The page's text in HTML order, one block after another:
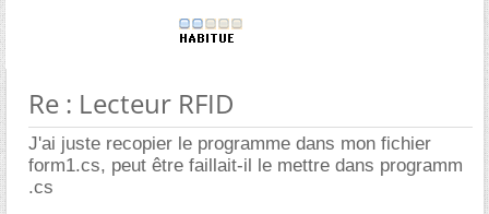
Re : Lecteur RFID
J'ai juste recopier le programme dans mon fichier
form1.cs, peut être faillait-il le mettre dans programm
.cs